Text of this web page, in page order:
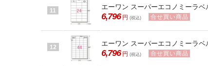
11 エーワン スーパーエコノミーラ
6,796 円 (税込) 合せ買い商品
12 エーワン スーパーエコノミーラ
6,796 円 (税込) 合せ買い商品